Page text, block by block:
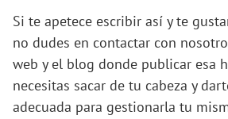
Si te apetece escribir así y te
no dudes en contactar con
web y el blog donde publicar esa
necesitas sacar de tu cabeza y
adecuada para gestionarla tu